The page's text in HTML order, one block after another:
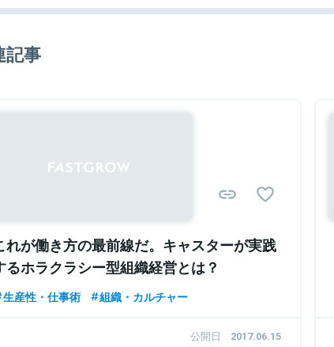
記事
れが働き方の最前線だ。キャスターが実践
るホラクラシー型組織経営とは？
生産性・仕事術 組織・カルチャー
公開日 2017.06.15